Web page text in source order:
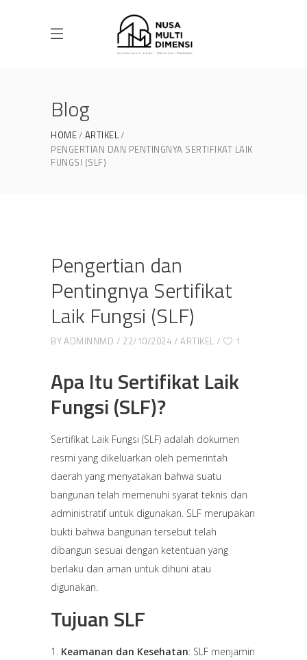
Blog
HOME ARTIKEL
PENGERTIAN DAN PENTINGNYA SERTIFIKAT LAIK
FUNGSI (SLF)
Pengertian dan
Pentingnya Sertifikat
Laik Fungsi (SLF)
BYADMINNMD 22/10/2024 ARTIKEL 1
Apa Itu Sertifikat Laik
Fungsi (SLF)?
Sertifikat Laik Fungsi (SLF) adalah dokumen
resmi yang dikeluarkan oleh pemerintah
daerah yang menyatakan bahwa suatu
bangunan telah memenuhi syarat teknis dan
administratif untuk digunakan. SLF merupakan
bukti bahwa bangunan tersebut telah
dibangun sesuai dengan ketentuan yang
berlaku dan aman untuk dihuni atau
digunakan.
Tujuan SLF
Keamanan dan Kesehatan: SLF menjamin